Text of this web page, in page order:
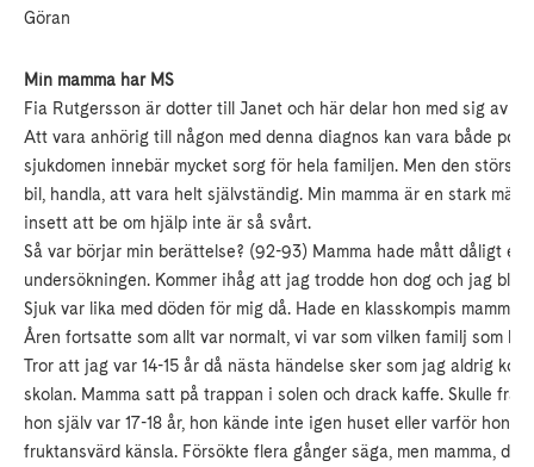
Göran
Min mamma har MS
Fia Rutgersson är dotter till Janet och här delar hon med sig av
Att vara anhörig till någon med denna diagnos kan vara både
sjukdomen innebär mycket sorg för hela familjen. Men den
bil, handla, att vara helt självständig. Min mamma är en stark
insett att be om hjälp inte är så svårt.
Så var börjar min berättelse? (92-93) Mamma hade mått dåligt
undersökningen. Kommer ihåg att jag trodde hon dog och jag
Sjuk var lika med döden för mig då. Hade en klasskompis
Åren fortsatte som allt var normalt, vi var som vilken familj som
Tror att jag var 14-15 år då nästa händelse sker som jag aldrig
skolan. Mamma satt på trappan i solen och drack kaffe. Skulle
hon själv var 17-18 år, hon kände inte igen huset eller varför hon
fruktansvärd känsla. Försökte flera gånger säga, men mamma,